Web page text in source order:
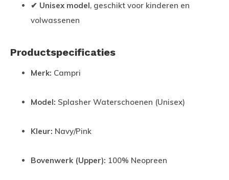
✔ Unisex model, geschikt voor kinderen en
volwassenen
Productspecificaties
Merk: Campri
Model: Splasher Waterschoenen (Unisex)
Kleur: Navy/Pink
Bovenwerk (Upper): 100% Neopreen